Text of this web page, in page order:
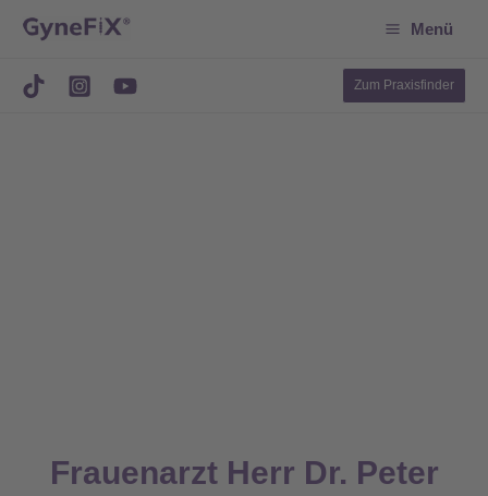
springen
Menü
Zum Praxisfinder
Frauenarzt Herr Dr. Peter